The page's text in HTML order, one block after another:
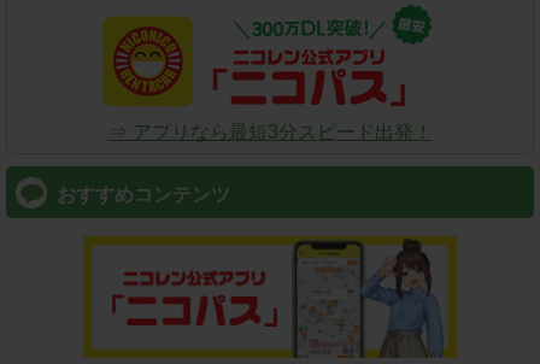
⇒ アプリなら最短3分スピード出発！
おすすめコンテンツ